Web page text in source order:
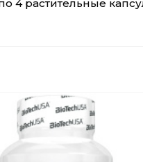
4 растительные